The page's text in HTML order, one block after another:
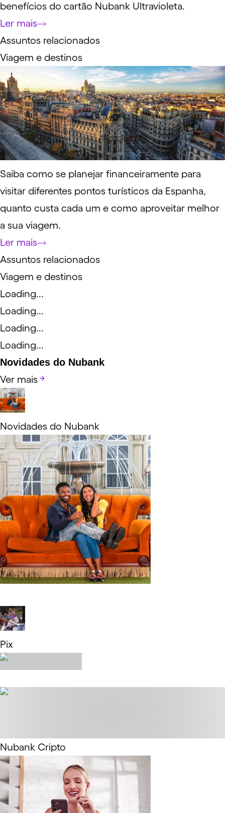
benefícios do cartão Nubank Ultravioleta.
Ler mais
Assuntos relacionados
Viagem e destinos
Saiba como se planejar financeiramente para
visitar diferentes pontos turísticos da Espanha,
quanto custa cada um e como aproveitar melhor
a sua viagem.
Ler mais
Assuntos relacionados
Viagem e destinos
Loading...
Loading...
Loading...
Loading...
Novidades do Nubank
Ver mais
Novidades do Nubank
Pix
Nubank Cripto